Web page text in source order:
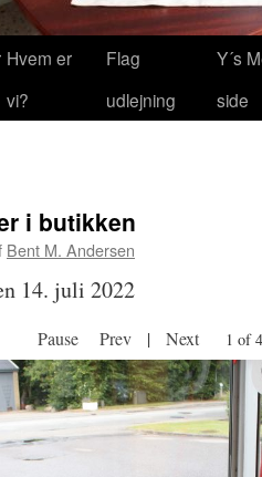
Hvem er
vi?
Flag
udlejning
Y´s
side
i butikken
Bent M. Andersen
14. juli 2022
Pause Prev | Next 1 of